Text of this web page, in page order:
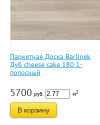
Паркетная Доска Barlinek
Дуб cheese cake 180 1-
полосный
5700 руб. м2
В корзину